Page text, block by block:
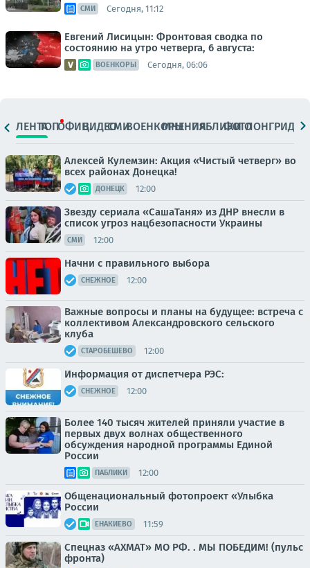
СМИ Сегодня, 11:12
Евгений Лисицын: Фронтовая сводка по
состоянию на утро четверга, 6 августа:
ВОЕНКОРЫ Сегодня, 06:06
ЛЕНТАТОПОФИЦ.ВИДЕОСМИВОЕНКОРЫМНЕНИЯПАБЛИКИ
ФОТОЛОНГРИДЫ
Алексей Кулемзин: Акция «Чистый четверг» во
всех районах Донецка!
ДОНЕЦК 12:00
Звезду сериала «СашаТаня» из ДНР внесли в
список угроз нацбезопасности Украины
СМИ 12:00
Начни с правильного выбора
СНЕЖНОЕ 12:00
Важные вопросы и планы на будущее: встреча с
коллективом Александровского сельского
клуба
СТАРОБЕШЕВО 12:00
Информация от диспетчера РЭС:
СНЕЖНОЕ 12:00
Более 140 тысяч жителей приняли участие в
первых двух волнах общественного
обсуждения народной программы Единой
России
ПАБЛИКИ 12:00
Общенациональный фотопроект «Улыбка
России
ЕНАКИЕВО 11:59
Спецназ «АХМАТ» МО РФ. . МЫ ПОБЕДИМ! (пульс
фронта)